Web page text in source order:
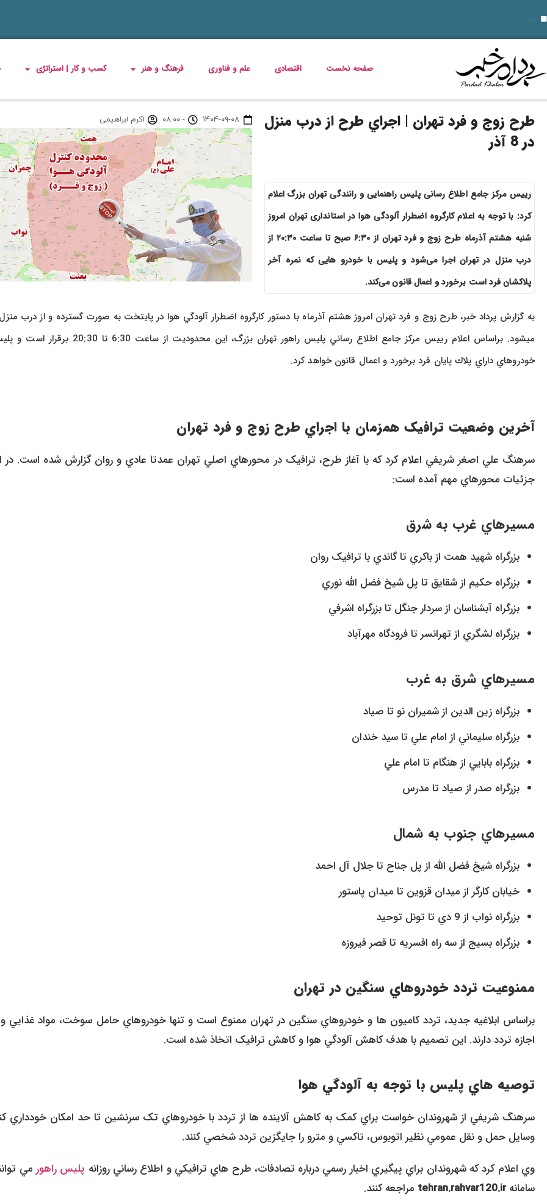
صفحه نخست اقتصادی علم و فناوری فرهنگ و هنر کسب و کار | استراتژی
طرح زوج و فرد تهران | اجراي طرح از درب منزل
در 8 آذر
رییس مرکز جامع اطلاع رسانی پلیس راهنمایی و رانندگی تهران بزرگ اعلام
کرد: با توجه به اعلام کارگروه اضطرار آلودگی هوا در استانداری تهران امروز
شنبه هشتم آذرماه طرح زوج و فرد تهران از ۶:۳۰ صبح تا ساعت ۲۰:۳۰ از
درب منزل در تهران اجرا می‌شود و پلیس با خودرو هایی که نمره آخر
پلاکشان فرد است برخورد و اعمال قانون می‌کند.
۱۴۰۴-۰۹-۰۸ - ۰۸:۰۰ اکرم ابراهیمی
به گزارش پرداد خبر، طرح زوج و فرد تهران امروز هشتم آذرماه با دستور کارگروه اضطرار آلودگي هوا در پايتخت به صورت گسترده و از درب
ميشود. براساس اعلام رييس مرکز جامع اطلاع رساني پليس راهور تهران بزرگ، اين محدوديت از ساعت
خودروهاي داراي پلاك پايان فرد برخورد و اعمال قانون خواهد کرد.
آخرين وضعيت ترافيک همزمان با اجراي طرح زوج و فرد تهران
سرهنگ علي اصغر شريفي اعلام کرد که با آغاز طرح، ترافيک در محورهاي اصلي تهران عمدتا عادي و روان گزارش شده است. در
جزئيات محورهاي مهم آمده است:
مسيرهاي غرب به شرق
بزرگراه شهيد همت از باکري تا گاندي با ترافيک روان
بزرگراه حکيم از شقايق تا پل شيخ فضل الله نوري
بزرگراه آبشناسان از سردار جنگل تا بزرگراه اشرفي
بزرگراه لشگري از تهرانسر تا فرودگاه مهرآباد
مسيرهاي شرق به غرب
بزرگراه زين الدين از شميران نو تا صیاد
بزرگراه سلیماني از امام علي تا سيد خندان
بزرگراه بابايي از هنگام تا امام علي
بزرگراه صدر از صیاد تا مدرس
مسيرهاي جنوب به شمال
بزرگراه شيخ فضل الله از پل جناح تا جلال آل احمد
خيابان کارگر از ميدان قزوين تا ميدان پاستور
بزرگراه نواب از 9 دي تا تونل توحيد
بزرگراه بسيج از سه راه افسريه تا قصر فيروزه
ممنوعيت تردد خودروهاي سنگين در تهران
براساس ابلاغيه جديد، تردد کاميون ها و خودروهاي سنگين در تهران ممنوع است و تنها خودروهاي حامل سوخت، مواد غذايي و
اجازه تردد دارند. اين تصميم با هدف کاهش آلودگي هوا و کاهش ترافيک اتخاذ شده است.
توصيه هاي پليس با توجه به آلودگي هوا
سرهنگ شريفي از شهروندان خواست براي کمک به کاهش آلاينده ها از تردد با خودروهاي تک سرنشين تا حد امکان خودداري
وسايل حمل و نقل عمومي نظير اتوبوس، تاکسي و مترو را جايگزين تردد شخصي کنند.
وي اعلام کرد که شهروندان براي پيگيري اخبار رسمي درباره تصادفات، طرح هاي ترافيکي و اطلاع رساني روزانه پليس راهورمي
سامانهtehran.rahvar120.ir مراجعه کنند.